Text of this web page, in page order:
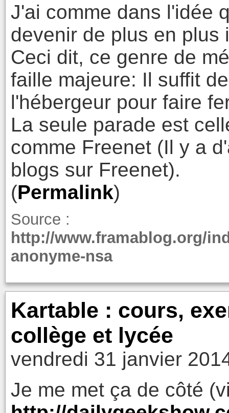
J'ai comme dans l'idée
devenir de plus en plus
Ceci dit, ce genre de
faille majeure: Il suffit
l'hébergeur pour faire
La seule parade est
comme Freenet (Il y a
blogs sur Freenet).
(Permalink)
Source :
http://www.framablog.org/
anonyme-nsa
Kartable : cours,
collège et lycée
vendredi 31 janvier
Je me met ça de côté